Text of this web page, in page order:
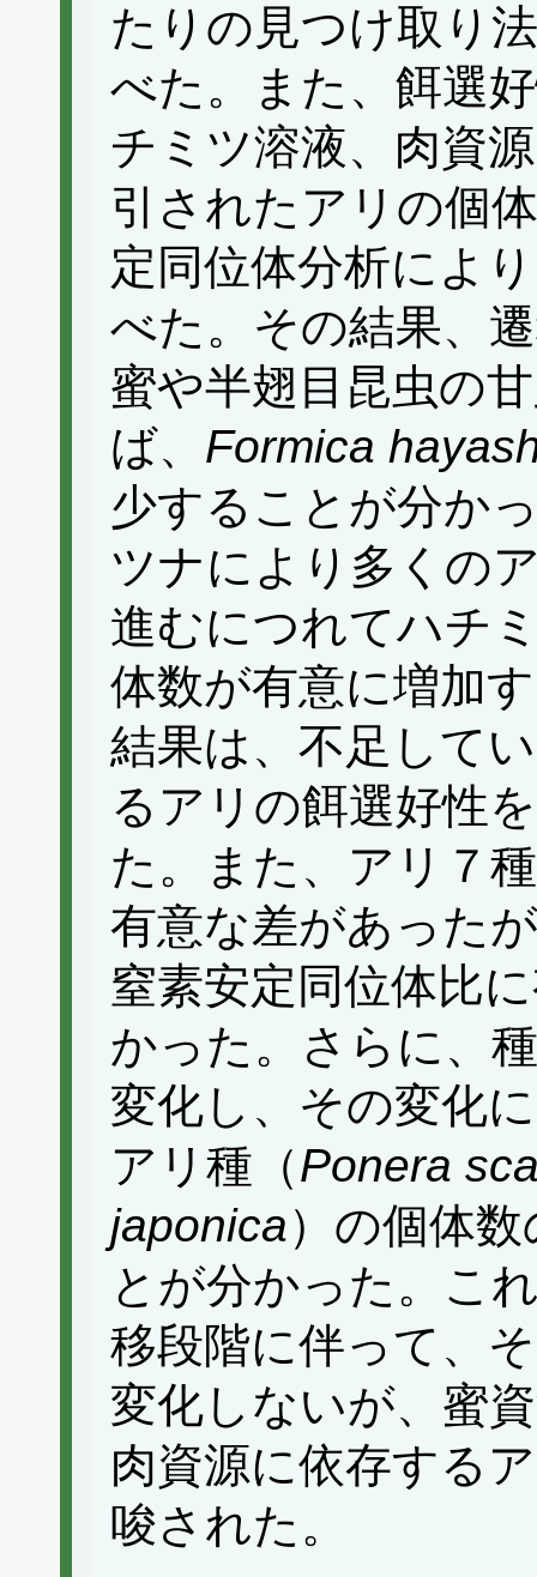
たりの見つけ取り
べた。また、餌選
チミツ溶液、肉資
引されたアリの個
定同位体分析によ
べた。その結果、
蜜や半翅目昆虫の
ば、 Formica
少することが分か
ツナにより多くの
進むにつれてハチ
体数が有意に増加
結果は、不足して
るアリの餌選好性
た。また、アリ７
有意な差があった
窒素安定同位体比
かった。さらに、
変化し、その変化
アリ種（Ponera
japonica）の個体
とが分かった。こ
移段階に伴って、
変化しないが、蜜
肉資源に依存する
唆された。